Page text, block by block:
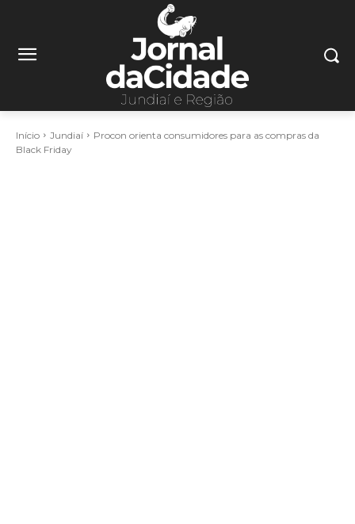
Início Jundiaí
Procon orienta consumidores para as compras da
Black Friday